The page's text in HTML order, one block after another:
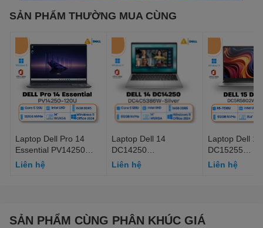
SẢN PHẨM THƯỜNG MUA CÙNG
Laptop Dell Pro 14
Essential PV14250
(Intel Core 5 120U |
16GB | S-512GB | 14"
Liên hệ
Laptop Dell 14
DC14250
DC4C5386W (Intel
Core 5 120U | 16GB |
Liên hệ
Laptop Dell 15
DC15255
5 7530U |
Liên hệ
SẢN PHẨM CÙNG PHÂN KHÚC GIÁ